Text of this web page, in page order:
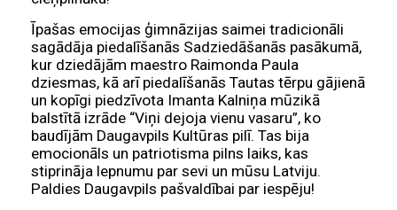
Īpašas emocijas ģimnāzijas saimei tradicionāli
sagādāja piedalīšanās Sadziedāšanās pasākumā,
kur dziedājām maestro Raimonda Paula
dziesmas, kā arī piedalīšanās Tautas tērpu gājienā
un kopīgi piedzīvota Imanta Kalniņa mūzikā
balstītā izrāde “Viņi dejoja vienu vasaru”, ko
baudījām Daugavpils Kultūras pilī. Tas bija
emocionāls un patriotisma pilns laiks, kas
stiprināja lepnumu par sevi un mūsu Latviju.
Paldies Daugavpils pašvaldībai par iespēju!